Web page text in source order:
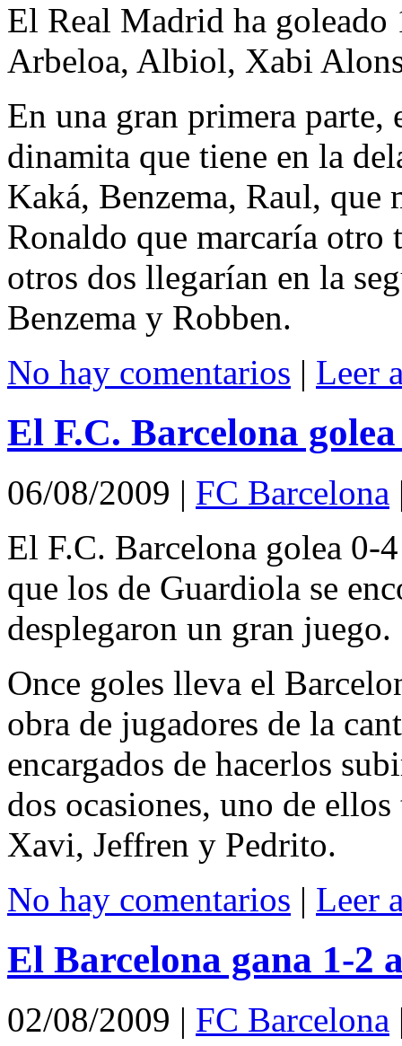
El Real Madrid ha goleado
Arbeloa, Albiol, Xabi
En una gran primera
dinamita que tiene en la
Kaká, Benzema, Raul, que
Ronaldo que marcaría otro
otros dos llegarían en la
Benzema y Robben.
No hay comentarios | Leer
El F.C. Barcelona
06/08/2009 | FC Barcelona
El F.C. Barcelona golea 0-
que los de Guardiola se
desplegaron un gran juego.
Once goles lleva el
obra de jugadores de la
encargados de hacerlos
dos ocasiones, uno de
Xavi, Jeffren y Pedrito.
No hay comentarios | Leer
El Barcelona gana 1-2
02/08/2009 | FC Barcelona